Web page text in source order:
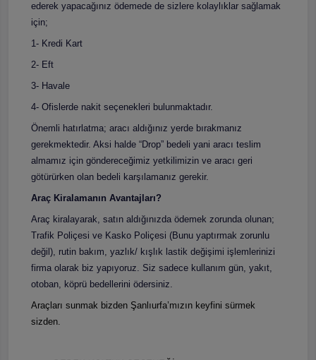
ederek yapacağınız ödemede de sizlere kolaylıklar sağlamak
için;
1- Kredi Kart
2- Eft
3- Havale
4- Ofislerde nakit seçenekleri bulunmaktadır.
Önemli hatırlatma; aracı aldığınız yerde bırakmanız
gerekmektedir. Aksi halde “Drop” bedeli yani aracı teslim
almamız için göndereceğimiz yetkilimizin ve aracı geri
götürürken olan bedeli karşılamanız gerekir.
Araç Kiralamanın Avantajları?
Araç kiralayarak, satın aldığınızda ödemek zorunda olunan;
Trafik Poliçesi ve Kasko Poliçesi (Bunu yaptırmak zorunlu
değil), rutin bakım, yazlık/ kışlık lastik değişimi işlemlerinizi
firma olarak biz yapıyoruz. Siz sadece kullanım gün, yakıt,
otoban, köprü bedellerini ödersiniz.
Araçları sunmak bizden Şanlıurfa’mızın keyfini sürmek
sizden.